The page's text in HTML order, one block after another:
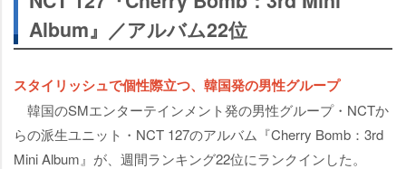
Album』／アルバム22位
スタイリッシュで個性際立つ、韓国発の男性グループ
韓国のSMエンターテインメント発の男性グループ・NCTか
らの派生ユニット・NCT 127のアルバム『Cherry Bomb：3rd
Mini Album』が、週間ランキング22位にランクインした。